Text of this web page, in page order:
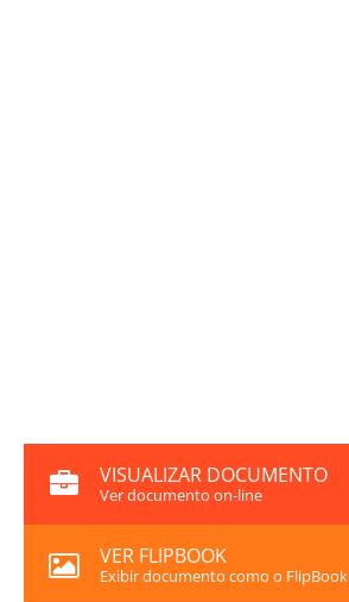
VISUALIZAR DOCUMENTO
Ver documento on-line
VER FLIPBOOK
Exibir documento como o FlipBook